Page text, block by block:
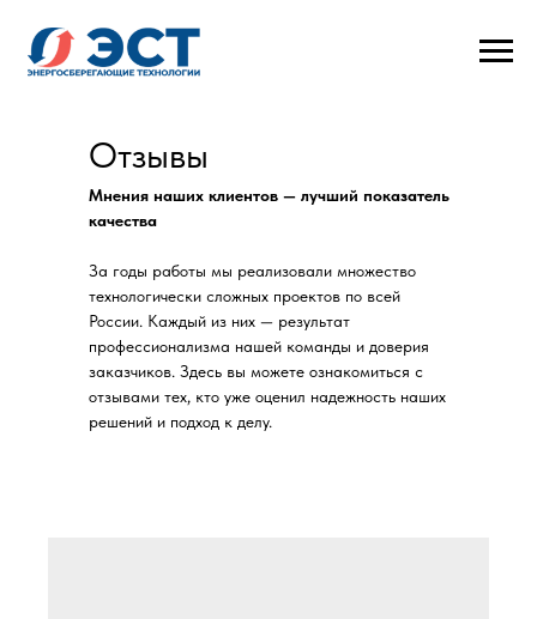
Мнения наших клиентов — лучший показатель
качества
За годы работы мы реализовали множество
технологически сложных проектов по всей
России. Каждый из них — результат
профессионализма нашей команды и доверия
заказчиков. Здесь вы можете ознакомиться с
отзывами тех, кто уже оценил надежность наших
решений и подход к делу.
Отзывы